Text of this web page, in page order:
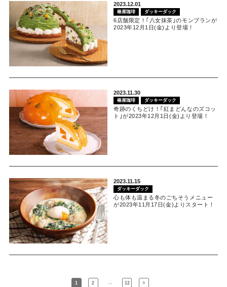
2023.12.01
椿屋珈琲 ダッキーダック
6店舗限定！｢八女抹茶｣のモンブランが
2023年12月1日(金)より登場！
2023.11.30
椿屋珈琲 ダッキーダック
奇跡のくちどけ！｢紅まどんなのズコッ
ト｣が2023年12月1日(金)より登場！
2023.11.15
ダッキーダック
心も体も温まる冬のごちそうメニュー
が2023年11月17日(金)よりスタート！
1 2 … 12 >